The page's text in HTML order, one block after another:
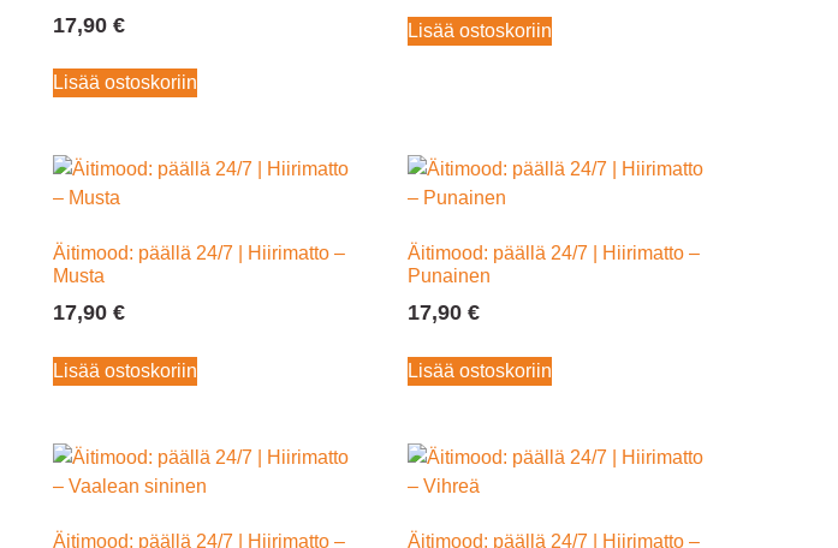
17,90€
Lisää ostoskoriin
Lisää ostoskoriin
Äitimood: päällä 24/7 | Hiirimatto –
Musta
17,90€
Lisää ostoskoriin
Äitimood: päällä 24/7 | Hiirimatto –
Punainen
17,90€
Lisää ostoskoriin
Äitimood: päällä 24/7 | Hiirimatto –
Äitimood: päällä 24/7 | Hiirimatto –